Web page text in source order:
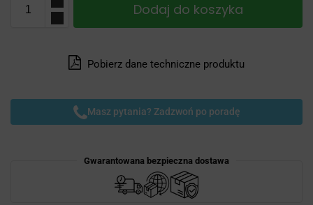
Dodaj do koszyka
Pobierz dane techniczne produktu
Masz pytania? Zadzwoń po poradę
Gwarantowana bezpieczna dostawa